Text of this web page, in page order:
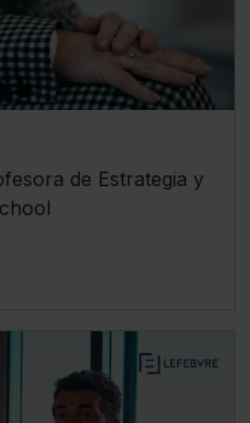
de Estrategia y